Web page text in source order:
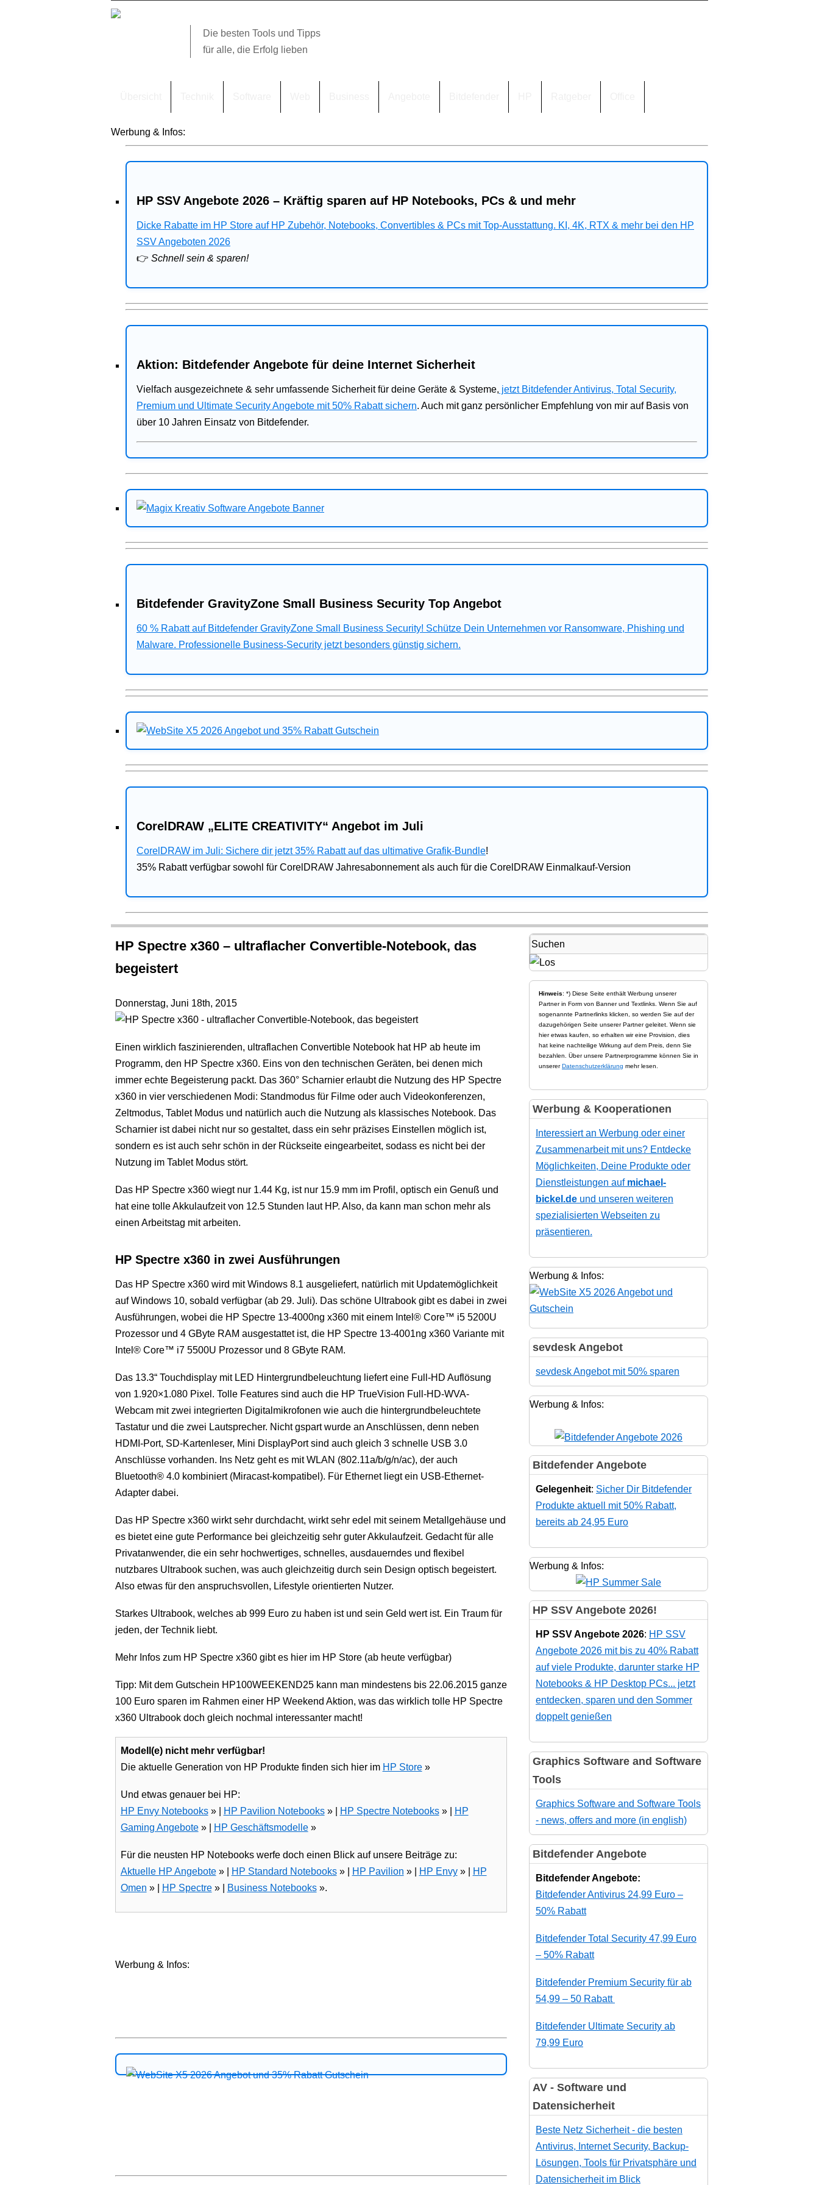
Die besten Tools und Tipps
für alle, die Erfolg lieben
Werbung & Infos:
HP SSV Angebote 2026 – Kräftig sparen auf HP Notebooks, PCs & und mehr
Dicke Rabatte im HP Store auf HP Zubehör, Notebooks, Convertibles & PCs mit Top-Ausstattung. KI, 4K, RTX & mehr bei den HP
SSV Angeboten 2026
👉 Schnell sein & sparen!
Aktion: Bitdefender Angebote für deine Internet Sicherheit
Vielfach ausgezeichnete & sehr umfassende Sicherheit für deine Geräte & Systeme, jetzt Bitdefender Antivirus, Total Security,
Premium und Ultimate Security Angebote mit 50% Rabatt sichern. Auch mit ganz persönlicher Empfehlung von mir auf Basis von
über 10 Jahren Einsatz von Bitdefender.
Bitdefender GravityZone Small Business Security Top Angebot
60 % Rabatt auf Bitdefender GravityZone Small Business Security! Schütze Dein Unternehmen vor Ransomware, Phishing und
Malware. Professionelle Business-Security jetzt besonders günstig sichern.
CorelDRAW „ELITE CREATIVITY“ Angebot im Juli
CorelDRAW im Juli: Sichere dir jetzt 35% Rabatt auf das ultimative Grafik-Bundle!
35% Rabatt verfügbar sowohl für CorelDRAW Jahresabonnement als auch für die CorelDRAW Einmalkauf-Version
HP Spectre x360 – ultraflacher Convertible-Notebook, das
begeistert
Donnerstag, Juni 18th, 2015
Einen wirklich faszinierenden, ultraflachen Convertible Notebook hat HP ab heute im
Programm, den HP Spectre x360. Eins von den technischen Geräten, bei denen mich
immer echte Begeisterung packt. Das 360° Scharnier erlaubt die Nutzung des HP Spectre
x360 in vier verschiedenen Modi: Standmodus für Filme oder auch Videokonferenzen,
Zeltmodus, Tablet Modus und natürlich auch die Nutzung als klassisches Notebook. Das
Scharnier ist dabei nicht nur so gestaltet, dass ein sehr präzises Einstellen möglich ist,
sondern es ist auch sehr schön in der Rückseite eingearbeitet, sodass es nicht bei der
Nutzung im Tablet Modus stört.
Das HP Spectre x360 wiegt nur 1.44 Kg, ist nur 15.9 mm im Profil, optisch ein Genuß und
hat eine tolle Akkulaufzeit von 12.5 Stunden laut HP. Also, da kann man schon mehr als
einen Arbeitstag mit arbeiten.
HP Spectre x360 in zwei Ausführungen
Das HP Spectre x360 wird mit Windows 8.1 ausgeliefert, natürlich mit Updatemöglichkeit
auf Windows 10, sobald verfügbar (ab 29. Juli). Das schöne Ultrabook gibt es dabei in zwei
Ausführungen, wobei die HP Spectre 13-4000ng x360 mit einem Intel® Core™ i5 5200U
Prozessor und 4 GByte RAM ausgestattet ist, die HP Spectre 13-4001ng x360 Variante mit
Intel® Core™ i7 5500U Prozessor und 8 GByte RAM.
Das 13.3“ Touchdisplay mit LED Hintergrundbeleuchtung liefert eine Full-HD Auflösung
von 1.920×1.080 Pixel. Tolle Features sind auch die HP TrueVision Full-HD-WVA-
Webcam mit zwei integrierten Digitalmikrofonen wie auch die hintergrundbeleuchtete
Tastatur und die zwei Lautsprecher. Nicht gspart wurde an Anschlüssen, denn neben
HDMI-Port, SD-Kartenleser, Mini DisplayPort sind auch gleich 3 schnelle USB 3.0
Anschlüsse vorhanden. Ins Netz geht es mit WLAN (802.11a/b/g/n/ac), der auch
Bluetooth® 4.0 kombiniert (Miracast-kompatibel). Für Ethernet liegt ein USB-Ethernet-
Adapter dabei.
Das HP Spectre x360 wirkt sehr durchdacht, wirkt sehr edel mit seinem Metallgehäuse und
es bietet eine gute Performance bei gleichzeitig sehr guter Akkulaufzeit. Gedacht für alle
Privatanwender, die ein sehr hochwertiges, schnelles, ausdauerndes und flexibel
nutzbares Ultrabook suchen, was auch gleichzeitig durch sein Design optisch begeistert.
Also etwas für den anspruchsvollen, Lifestyle orientierten Nutzer.
Starkes Ultrabook, welches ab 999 Euro zu haben ist und sein Geld wert ist. Ein Traum für
jeden, der Technik liebt.
Mehr Infos zum HP Spectre x360 gibt es hier im HP Store (ab heute verfügbar)
Tipp: Mit dem Gutschein HP100WEEKEND25 kann man mindestens bis 22.06.2015 ganze
100 Euro sparen im Rahmen einer HP Weekend Aktion, was das wirklich tolle HP Spectre
x360 Ultrabook doch gleich nochmal interessanter macht!
Modell(e) nicht mehr verfügbar!
Die aktuelle Generation von HP Produkte finden sich hier im HP Store»
Und etwas genauer bei HP:
HP Envy Notebooks» | HP Pavilion Notebooks» | HP Spectre Notebooks» |
HP
Gaming Angebote» | HP Geschäftsmodelle»
Für die neusten HP Notebooks werfe doch einen Blick auf unsere Beiträge zu:
Aktuelle HP Angebote» | HP Standard Notebooks» | HP Pavilion » | HP Envy» |
HP
Omen » | HP Spectre» | Business Notebooks».
Werbung & Infos:
Hinweis: *) Diese Seite enthält Werbung unserer
Partner in Form von Banner und Textlinks. Wenn Sie auf
sogenannte Partnerlinks klicken, so werden Sie auf der
dazugehörigen Seite unserer Partner geleitet. Wenn sie
hier etwas kaufen, so erhalten wir eine Provision, dies
hat keine nachteilige Wirkung auf dem Preis, denn Sie
bezahlen. Über unsere Partnerprogramme können Sie in
unsererDatenschutzerklärung mehr lesen.
Werbung & Kooperationen
Interessiert an Werbung oder einer
Zusammenarbeit mit uns? Entdecke
Möglichkeiten, Deine Produkte oder
Dienstleistungen auf michael-
bickel.de und unseren weiteren
spezialisierten Webseiten zu
präsentieren.
Werbung & Infos:
sevdesk Angebot
sevdesk Angebot mit 50% sparen
Werbung & Infos:
Bitdefender Angebote
Gelegenheit: Sicher Dir Bitdefender
Produkte aktuell mit 50% Rabatt,
bereits ab 24,95 Euro
Werbung & Infos:
HP SSV Angebote 2026!
HP SSV Angebote 2026: HP SSV
Angebote 2026 mit bis zu 40% Rabatt
auf viele Produkte, darunter starke HP
Notebooks & HP Desktop PCs... jetzt
entdecken, sparen und den Sommer
doppelt genießen
Graphics Software and Software
Tools
Graphics Software and Software Tools
- news, offers and more (in english)
Bitdefender Angebote
Bitdefender Angebote:
Bitdefender Antivirus 24,99 Euro –
50% Rabatt
Bitdefender Total Security 47,99 Euro
– 50% Rabatt
Bitdefender Premium Security für ab
54,99 – 50 Rabatt
Bitdefender Ultimate Security ab
79,99 Euro
AV - Software und
Datensicherheit
Beste Netz Sicherheit - die besten
Antivirus, Internet Security, Backup-
Lösungen, Tools für Privatsphäre und
Datensicherheit im Blick